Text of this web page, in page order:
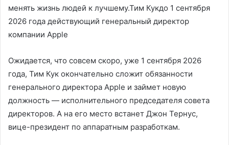
менять жизнь людей к лучшему.Тим Кукдо 1 сентября
2026 года действующий генеральный директор
компании Apple
Ожидается, что совсем скоро, уже 1 сентября 2026
года, Тим Кук окончательно сложит обязанности
генерального директора Apple и займет новую
должность — исполнительного председателя совета
директоров. А на его место встанет Джон Тернус,
вице-президент по аппаратным разработкам.